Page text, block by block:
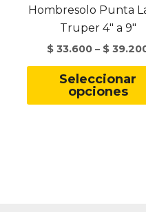
Hombresolo Punta
Truper 4″ a 9″
$ 33.600 – $
Seleccionar
opciones